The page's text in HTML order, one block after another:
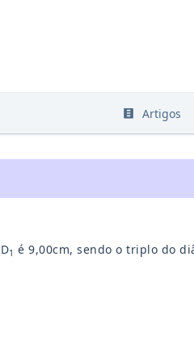
Artigos
1 é 9,00cm, sendo o triplo do